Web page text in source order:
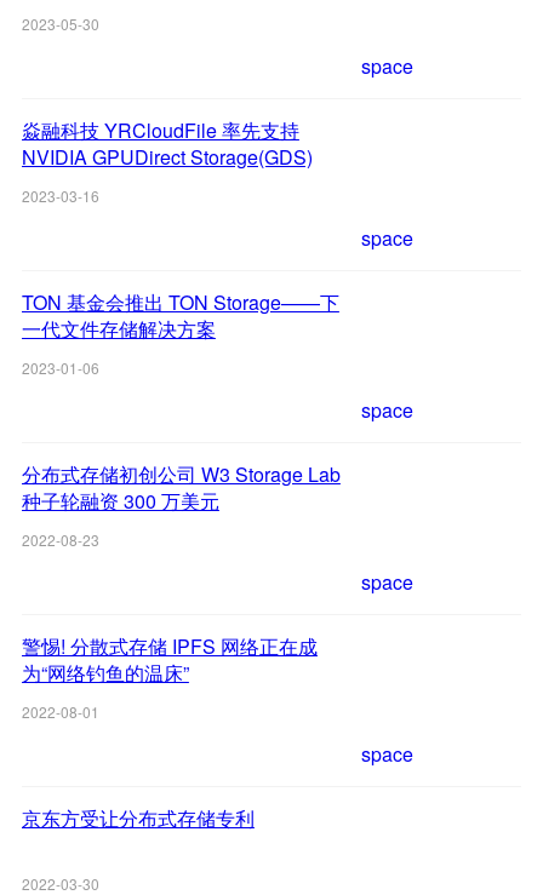
space
2023-05-30
space
焱融科技 YRCloudFile 率先支持
NVIDIA GPUDirect Storage(GDS)
2023-03-16
space
TON 基金会推出 TON Storage——下
一代文件存储解决方案
2023-01-06
space
分布式存储初创公司 W3 Storage Lab
种子轮融资 300 万美元
2022-08-23
space
警惕! 分散式存储 IPFS 网络正在成
为“网络钓鱼的温床”
2022-08-01
京东方受让分布式存储专利
2022-03-30